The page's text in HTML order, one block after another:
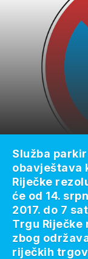
Služba
obavještava
Riječke
će od 14.
2017. do 7
Trgu Riječke
zbog
riječkih